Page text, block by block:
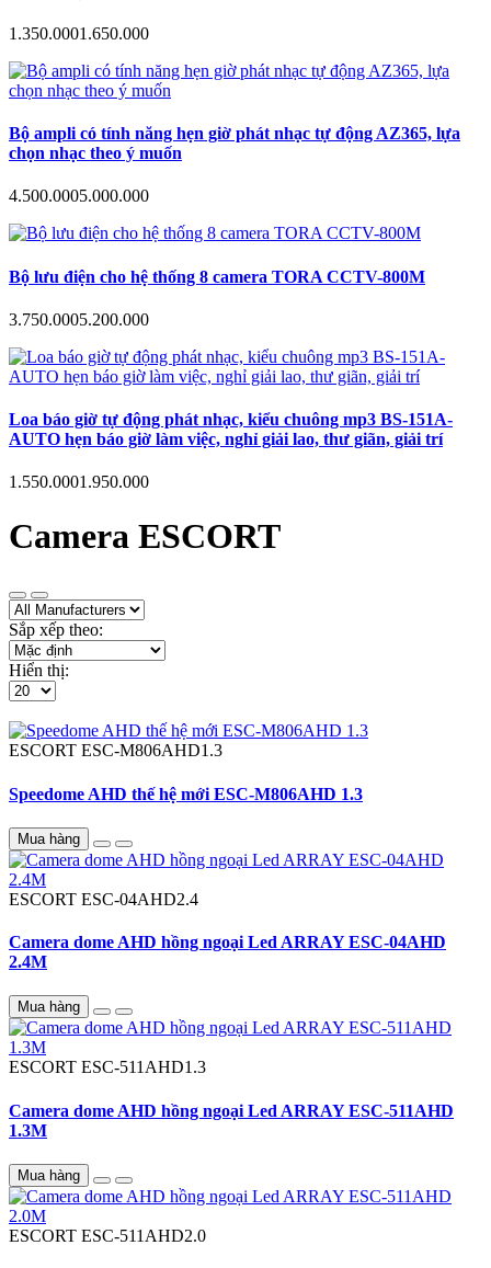
1.350.0001.650.000
Bộ ampli có tính năng hẹn giờ phát nhạc tự động AZ365, lựa
chọn nhạc theo ý muốn
4.500.0005.000.000
Bộ lưu điện cho hệ thống 8 camera TORA CCTV-800M
3.750.0005.200.000
Loa báo giờ tự động phát nhạc, kiểu chuông mp3 BS-151A-
AUTO hẹn báo giờ làm việc, nghỉ giải lao, thư giãn, giải trí
1.550.0001.950.000
Camera ESCORT
Sắp xếp theo:
Hiển thị:
ESCORT ESC-M806AHD1.3
Speedome AHD thế hệ mới ESC-M806AHD 1.3
Mua hàng
ESCORT ESC-04AHD2.4
Camera dome AHD hồng ngoại Led ARRAY ESC-04AHD
2.4M
Mua hàng
ESCORT ESC-511AHD1.3
Camera dome AHD hồng ngoại Led ARRAY ESC-511AHD
1.3M
Mua hàng
ESCORT ESC-511AHD2.0